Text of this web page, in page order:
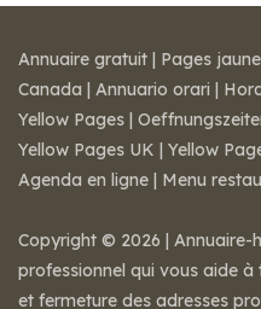
Annuaire gratuit | Pages jaune
Canada | Annuario orari |
Yellow Pages |
Yellow Pages UK | Yellow
Agenda en ligne | Menu
Copyright © 2026 | Annuaire-
professionnel qui vous aide à
et fermeture des adresses